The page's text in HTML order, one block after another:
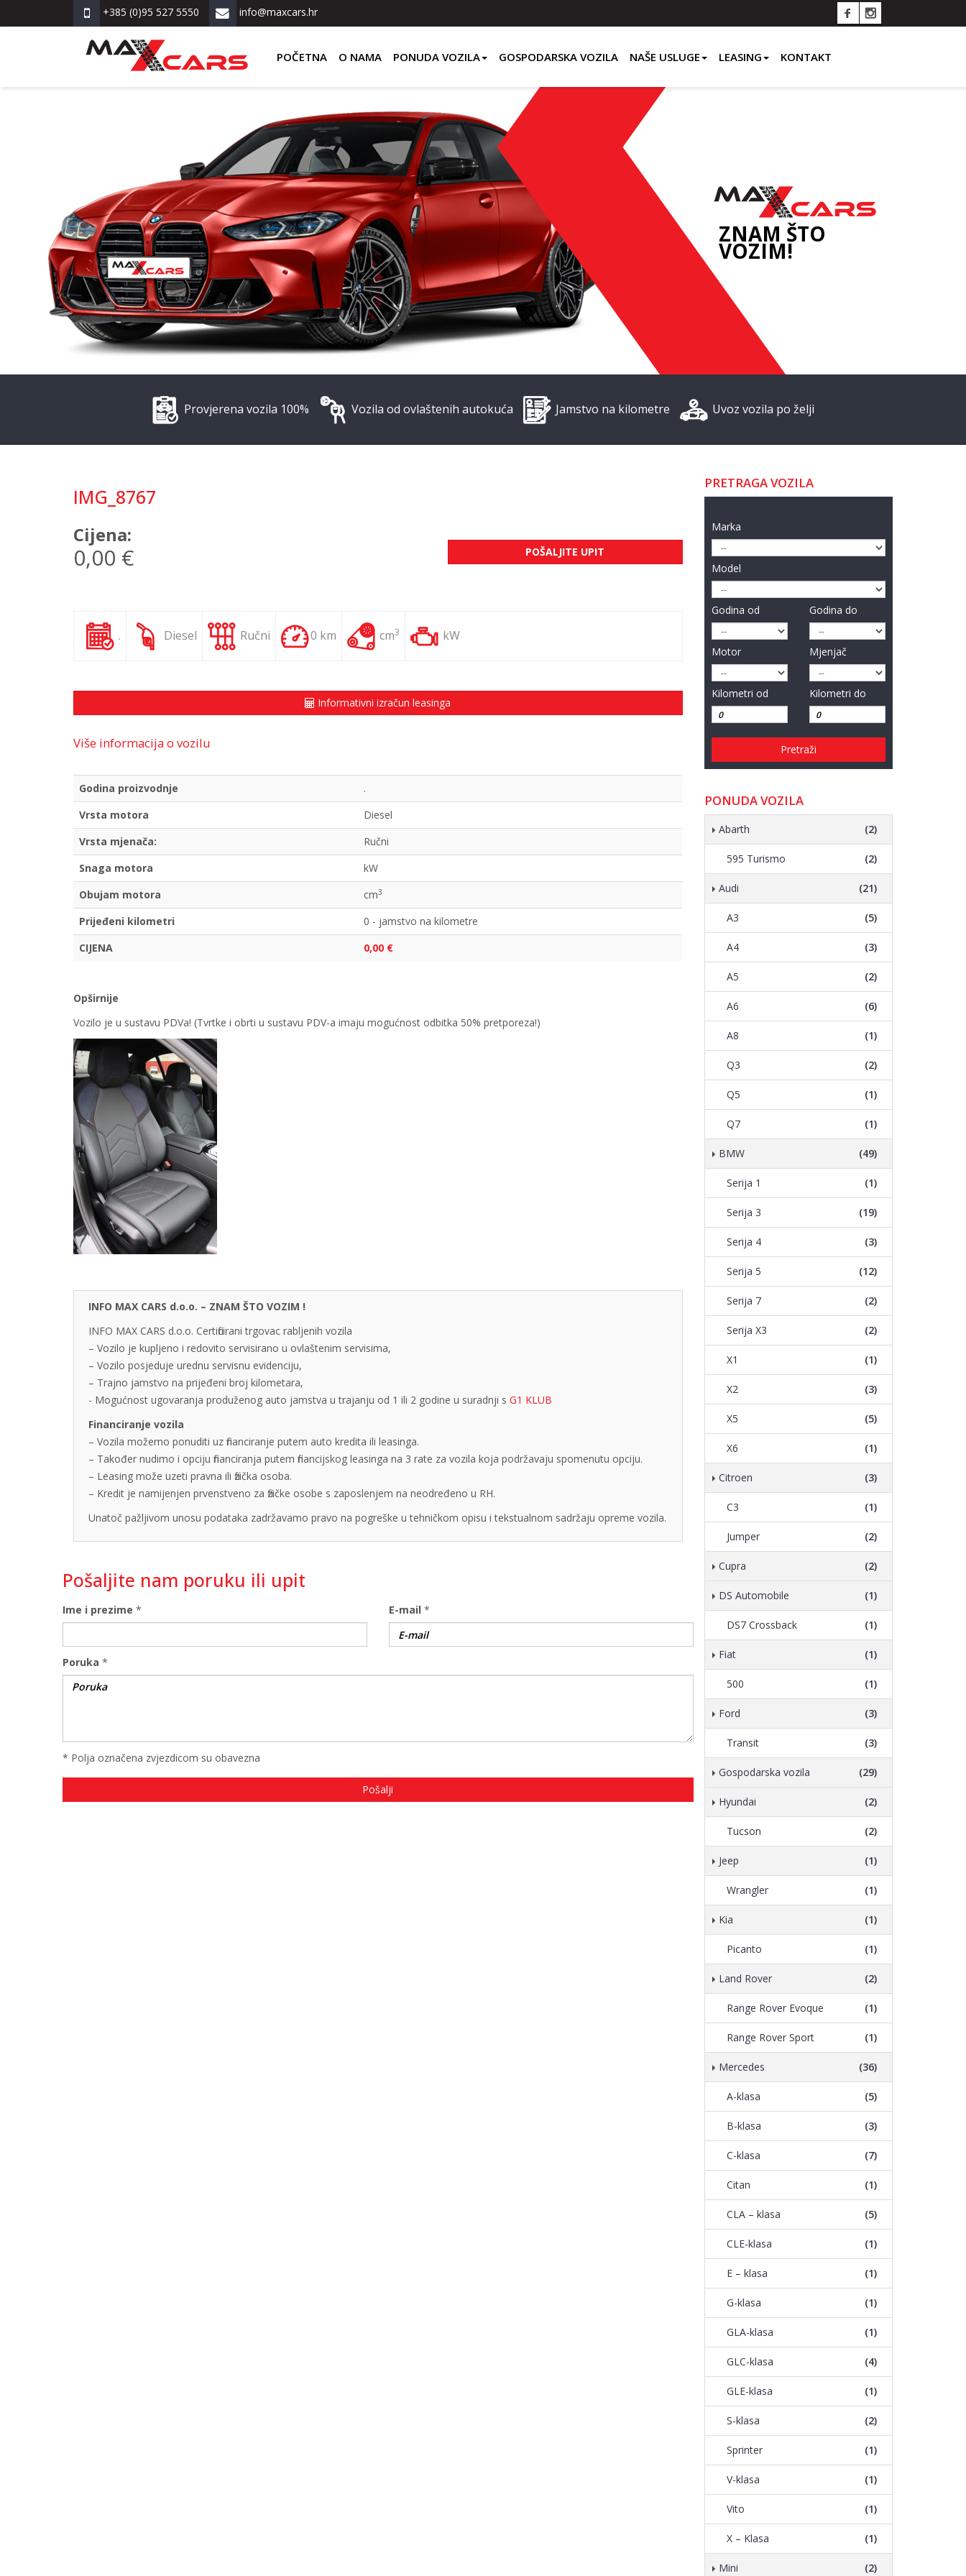
+385 (0)95 527 5550 info@maxcars.hr
POČETNA O NAMA PONUDA VOZILA GOSPODARSKA VOZILA NAŠE USLUGE LEASING KONTAKT
ZNAM ŠTO
VOZIM!
Provjerena vozila 100% Vozila od ovlaštenih autokuća Jamstvo na kilometre Uvoz vozila po želji
IMG_8767
Cijena:
0,00 € POŠALJITE UPIT
. Diesel Ručni 0 km cm3 kW
Informativni izračun leasinga
Više informacija o vozilu
Godina proizvodnje
.
Vrsta motora
Diesel
Vrsta mjenača:
Ručni
Snaga motora
kW
Obujam motora
cm3
Prijeđeni kilometri
0 - jamstvo na kilometre
CIJENA
0,00 €
Opširnije
Vozilo je u sustavu PDVa! (Tvrtke i obrti u sustavu PDV-a imaju mogućnost odbitka 50% pretporeza!)
INFO MAX CARS d.o.o. – ZNAM ŠTO VOZIM !
INFO MAX CARS d.o.o. Certificirani trgovac rabljenih vozila
– Vozilo je kupljeno i redovito servisirano u ovlaštenim servisima,
– Vozilo posjeduje urednu servisnu evidenciju,
– Trajno jamstvo na prijeđeni broj kilometara,
- Mogućnost ugovaranja produženog auto jamstva u trajanju od 1 ili 2 godine u suradnji s G1 KLUB
Financiranje vozila
– Vozila možemo ponuditi uz financiranje putem auto kredita ili leasinga.
– Također nudimo i opciju financiranja putem financijskog leasinga na 3 rate za vozila koja podržavaju spomenutu opciju.
– Leasing može uzeti pravna ili fizička osoba.
– Kredit je namijenjen prvenstveno za fizičke osobe s zaposlenjem na neodređeno u RH.
Unatoč pažljivom unosu podataka zadržavamo pravo na pogreške u tehničkom opisu i tekstualnom sadržaju opreme vozila.
Pošaljite nam poruku ili upit
Ime i prezime * E-mail *
Poruka *
* Polja označena zvjezdicom su obavezna
PRETRAGA VOZILA
Marka
Model
Godina od Godina do
Motor Mjenjač
Kilometri od Kilometri do
Pretraži
PONUDA VOZILA
Abarth (2)
595 Turismo (2)
Audi (21)
A3 (5)
A4 (3)
A5 (2)
A6 (6)
A8 (1)
Q3 (2)
Q5 (1)
Q7 (1)
BMW (49)
Serija 1 (1)
Serija 3 (19)
Serija 4 (3)
Serija 5 (12)
Serija 7 (2)
Serija X3 (2)
X1 (1)
X2 (3)
X5 (5)
X6 (1)
Citroen (3)
C3 (1)
Jumper (2)
Cupra (2)
DS Automobile (1)
DS7 Crossback (1)
Fiat (1)
500 (1)
Ford (3)
Transit (3)
Gospodarska vozila (29)
Hyundai (2)
Tucson (2)
Jeep (1)
Wrangler (1)
Kia (1)
Picanto (1)
Land Rover (2)
Range Rover Evoque (1)
Range Rover Sport (1)
Mercedes (36)
A-klasa (5)
B-klasa (3)
C-klasa (7)
Citan (1)
CLA – klasa (5)
CLE-klasa (1)
E – klasa (1)
G-klasa (1)
GLA-klasa (1)
GLC-klasa (4)
GLE-klasa (1)
S-klasa (2)
Sprinter (1)
V-klasa (1)
Vito (1)
X – Klasa (1)
Mini (2)